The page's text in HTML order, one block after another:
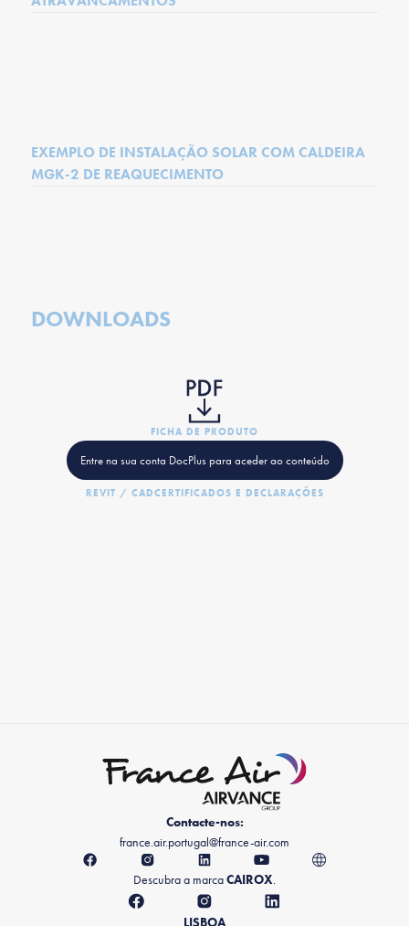
EXEMPLO DE INSTALAÇÃO SOLAR COM CALDEIRA
MGK-2 DE REAQUECIMENTO
DOWNLOADS
FICHA DE PRODUTO
Entre na sua conta DocPlus para aceder ao conteúdo
REVIT / CADCERTIFICADOS E DECLARAÇÕES
Contacte-nos:
france.air.portugal@france-air.com
Descubra a marcaCAIROX.
LISBOA